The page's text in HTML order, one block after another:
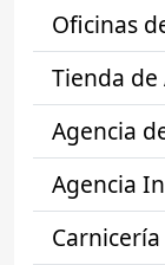
Oficinas
Tienda
Agencia
Agencia
Carnicería